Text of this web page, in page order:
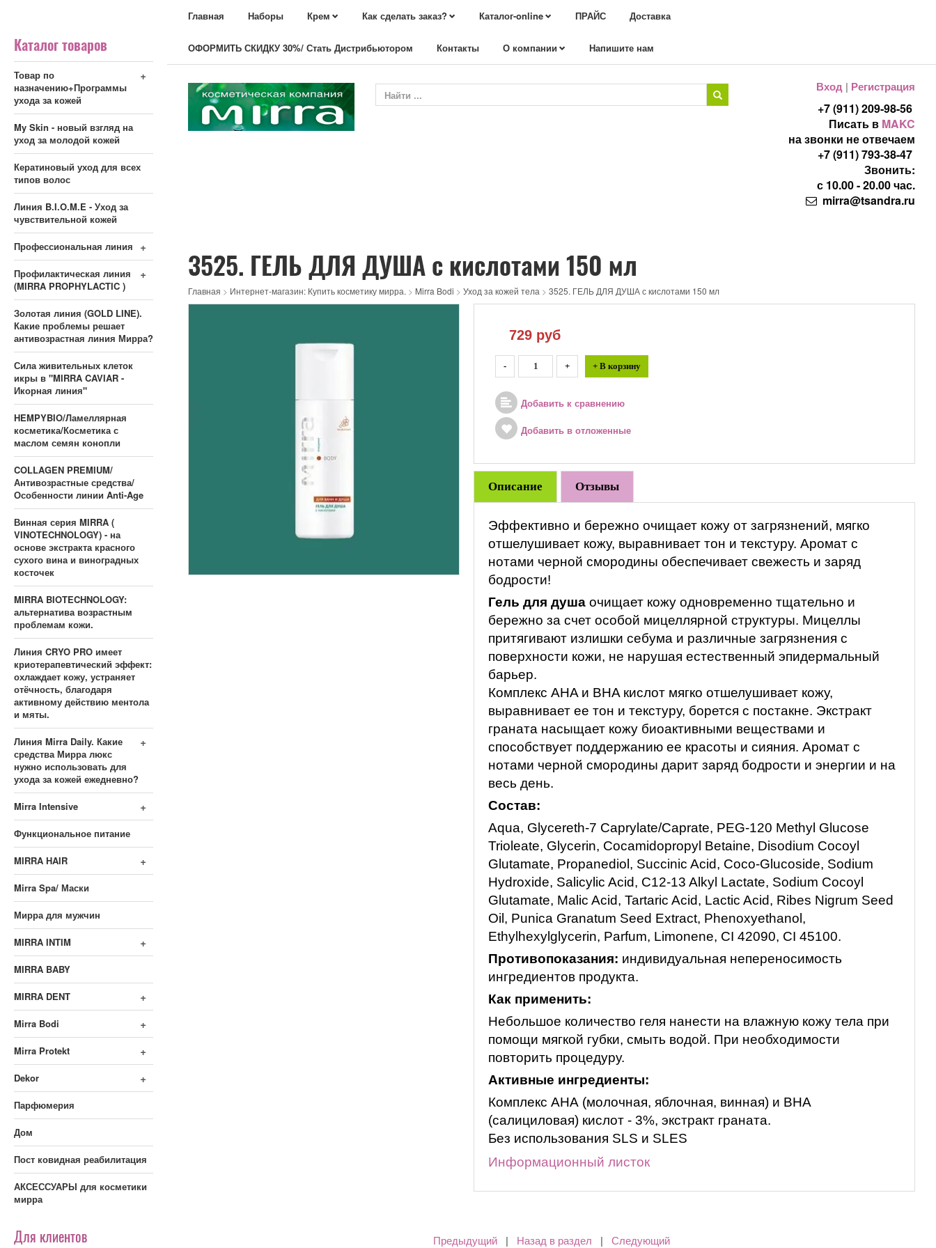
Главная Наборы Крем Как сделать заказ? Каталог-online ПРАЙС Доставка
ОФОРМИТЬ СКИДКУ 30%/ Стать Дистрибьютором Контакты О компании Напишите нам
Вход | Регистрация
+7 (911) 209-98-56
Писать в MAKC
на звонки не отвечаем
+7 (911) 793-38-47
Звонить:
с 10.00 - 20.00 час.
mirra@tsandra.ru
Каталог товаров
+
Товар по
назначению+Программы
ухода за кожей
My Skin - новый взгляд на
уход за молодой кожей
Кератиновый уход для всех
типов волос
Линия B.I.O.M.E - Уход за
чувствительной кожей
+
Профессиональная линия
+
Профилактическая линия
(MIRRA PROPHYLACTIC )
Золотая линия (GOLD LINE).
Какие проблемы решает
антивозрастная линия Мирра?
Сила живительных клеток
икры в "MIRRA CAVIAR -
Икорная линия"
HEMPYBIO/Ламеллярная
косметика/Косметика с
маслом семян конопли
COLLAGEN PREMIUM/
Антивозрастные средства/
Особенности линии Anti-Age
Винная серия MIRRA (
VINOTECHNOLOGY) - на
основе экстракта красного
сухого вина и виноградных
косточек
MIRRA BIOTECHNOLOGY:
альтернатива возрастным
проблемам кожи.
Линия CRYO PRO имеет
криотерапевтический эффект:
охлаждает кожу, устраняет
отёчность, благодаря
активному действию ментола
и мяты.
+
Линия Mirra Daily. Какие
средства Мирра люкс
нужно использовать для
ухода за кожей ежедневно?
+
Mirra Intensive
Функциональное питание
+
MIRRA HAIR
Mirra Spa/ Маски
Мирра для мужчин
+
MIRRA INTIM
MIRRA BABY
+
MIRRA DENT
+
Mirra Bodi
+
Mirra Protekt
+
Dekor
Парфюмерия
Дом
Пост ковидная реабилитация
АКСЕССУАРЫ для косметики
мирра
Для клиентов
3525. ГЕЛЬ ДЛЯ ДУША с кислотами 150 мл
Главная > Интернет-магазин: Купить косметику мирра. > Mirra Bodi > Уход за кожей тела > 3525. ГЕЛЬ ДЛЯ ДУША с кислотами 150 мл
729 руб
- + + В корзину
Добавить к сравнению
Добавить в отложенные
Описание Отзывы
Эффективно и бережно очищает кожу от загрязнений, мягко
отшелушивает кожу, выравнивает тон и текстуру. Аромат с
нотами черной смородины обеспечивает свежесть и заряд
бодрости!
Гель для душа очищает кожу одновременно тщательно и
бережно за счет особой мицеллярной структуры. Мицеллы
притягивают излишки себума и различные загрязнения с
поверхности кожи, не нарушая естественный эпидермальный
барьер.
Комплекс AHA и BHA кислот мягко отшелушивает кожу,
выравнивает ее тон и текстуру, борется с постакне. Экстракт
граната насыщает кожу биоактивными веществами и
способствует поддержанию ее красоты и сияния. Аромат с
нотами черной смородины дарит заряд бодрости и энергии и на
весь день.
Состав:
Aqua, Glycereth-7 Caprylate/Caprate, PEG-120 Methyl Glucose
Trioleate, Glycerin, Cocamidopropyl Betaine, Disodium Cocoyl
Glutamate, Propanediol, Succinic Acid, Coco-Glucoside, Sodium
Hydroxide, Salicylic Acid, C12-13 Alkyl Lactate, Sodium Cocoyl
Glutamate, Malic Acid, Tartaric Acid, Lactic Acid, Ribes Nigrum Seed
Oil, Punica Granatum Seed Extract, Phenoxyethanol,
Ethylhexylglycerin, Parfum, Limonene, CI 42090, CI 45100.
Противопоказания: индивидуальная непереносимость
ингредиентов продукта.
Как применить:
Небольшое количество геля нанести на влажную кожу тела при
помощи мягкой губки, смыть водой. При необходимости
повторить процедуру.
Активные ингредиенты:
Комплекс АНА (молочная, яблочная, винная) и ВНА
(салициловая) кислот - 3%, экстракт граната.
Без использования SLS и SLES
Информационный листок
Предыдущий | Назад в раздел | Следующий